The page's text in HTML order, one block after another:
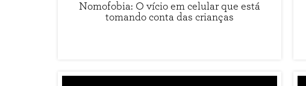
Nomofobia: O vício em celular que está
tomando conta das crianças